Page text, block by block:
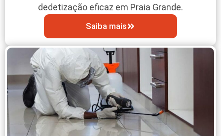
dedetização eficaz em Praia Grande.
Saiba mais